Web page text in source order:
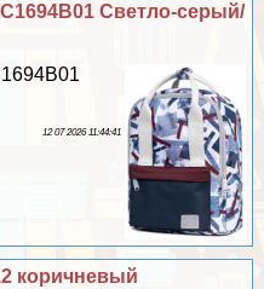
Светло-серый/
12 07 2026 11:44:41
коричневый